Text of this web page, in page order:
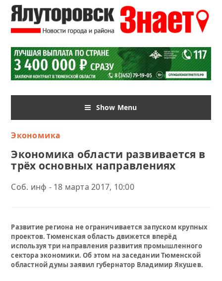
Show Menu
Экономика
Экономика области развивается в
трёх основных направлениях
Соб. инф - 18 марта 2017, 10:00
Развитие региона не ограничивается запуском крупных
проектов. Тюменская область движется вперёд
используя три направления развития промышленного
сектора экономики. Об этом на заседании Тюменской
областной думы заявил губернатор Владимир Якушев.